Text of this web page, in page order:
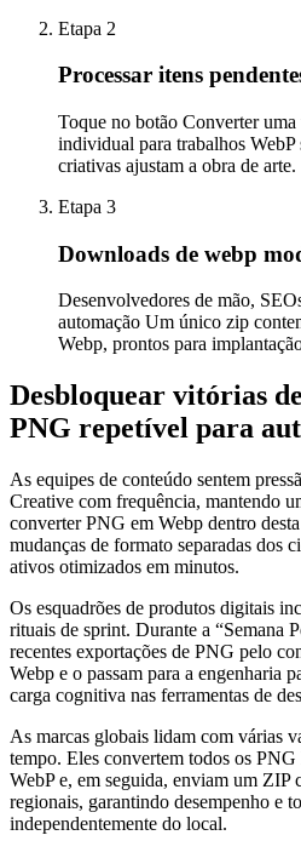
Etapa 2
Processar itens
Toque no botão Converter
individual para trabalhos WebP
criativas ajustam a obra de arte.
Etapa 3
Downloads de webp
Desenvolvedores de mão,
automação Um único zip
Webp, prontos para
Desbloquear vitórias
PNG repetível para
As equipes de conteúdo sentem
Creative com frequência, mantendo
converter PNG em Webp dentro
mudanças de formato separadas dos
ativos otimizados em minutos.
Os esquadrões de produtos digitais
rituais de sprint. Durante a “Semana
recentes exportações de PNG pelo
Webp e o passam para a engenharia
carga cognitiva nas ferramentas de
As marcas globais lidam com várias
tempo. Eles convertem todos os
WebP e, em seguida, enviam um ZIP
regionais, garantindo desempenho e
independentemente do local.